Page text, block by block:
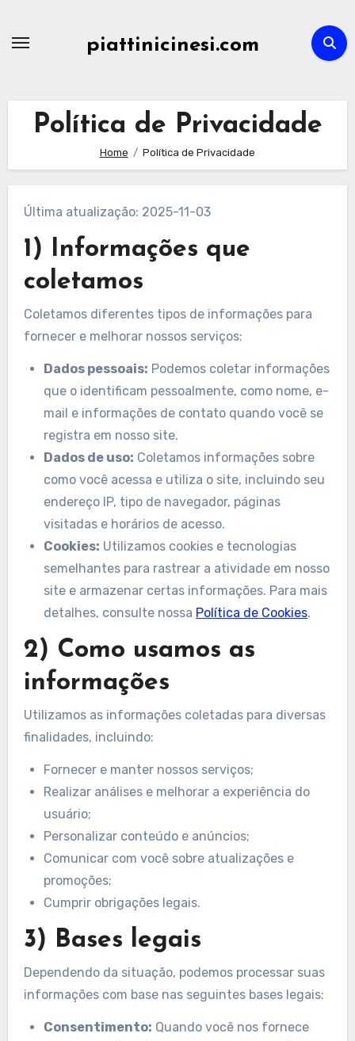
piattinicinesi.com
Política de Privacidade
Home Política de Privacidade
Última atualização: 2025-11-03
1) Informações que
coletamos
Coletamos diferentes tipos de informações para
fornecer e melhorar nossos serviços:
Dados pessoais: Podemos coletar informações
que o identificam pessoalmente, como nome, e-
mail e informações de contato quando você se
registra em nosso site.
Dados de uso: Coletamos informações sobre
como você acessa e utiliza o site, incluindo seu
endereço IP, tipo de navegador, páginas
visitadas e horários de acesso.
Cookies: Utilizamos cookies e tecnologias
semelhantes para rastrear a atividade em nosso
site e armazenar certas informações. Para mais
detalhes, consulte nossa Política de Cookies.
2) Como usamos as
informações
Utilizamos as informações coletadas para diversas
finalidades, incluindo:
Fornecer e manter nossos serviços;
Realizar análises e melhorar a experiência do
usuário;
Personalizar conteúdo e anúncios;
Comunicar com você sobre atualizações e
promoções;
Cumprir obrigações legais.
3) Bases legais
Dependendo da situação, podemos processar suas
informações com base nas seguintes bases legais:
Consentimento: Quando você nos fornece